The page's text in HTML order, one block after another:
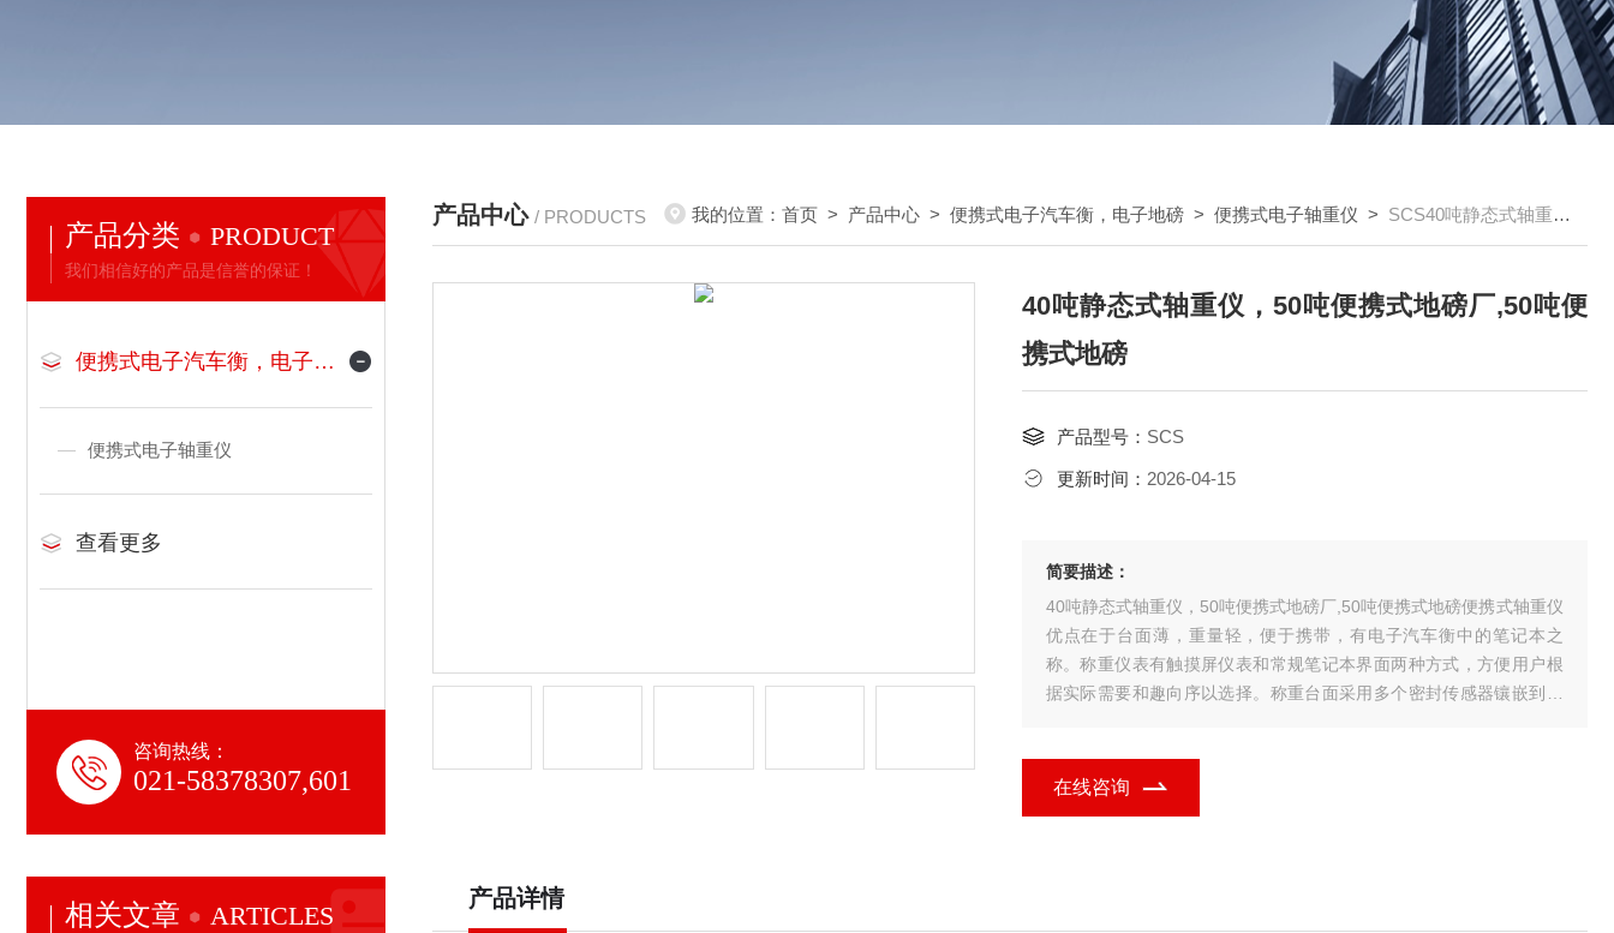
产品分类 PRODUCT
我们相信好的产品是信誉的保证！
便携式电子汽车衡，电子地磅
便携式电子轴重仪
查看更多
咨询热线：
021-58378307,601
相关文章 ARTICLES
产品中心 / PRODUCTS 我的位置：首页 > 产品中心 >便携式电子汽车衡，电子地磅 >便携式电子轴重仪 > SCS40吨静态式轴重仪，50吨便携式地磅厂,50吨便携式地磅
40吨静态式轴重仪，50吨便携式地磅厂,50吨便
携式地磅
产品型号： SCS
更新时间： 2026-04-15
简要描述：
40吨静态式轴重仪，50吨便携式地磅厂,50吨便携式地磅便携式轴重仪
优点在于台面薄，重量轻，便于携带，有电子汽车衡中的笔记本之
称。称重仪表有触摸屏仪表和常规笔记本界面两种方式，方便用户根
据实际需要和趣向序以选择。称重台面采用多个密封传感器镶嵌到高
在线咨询
产品详情